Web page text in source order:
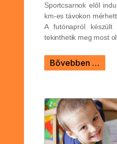
Sportcsarnok elől
km-es távokon
A futónapról készült
tekinthetik meg most
Bővebben …